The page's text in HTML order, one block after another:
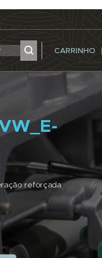
CARRINHO
reforçada